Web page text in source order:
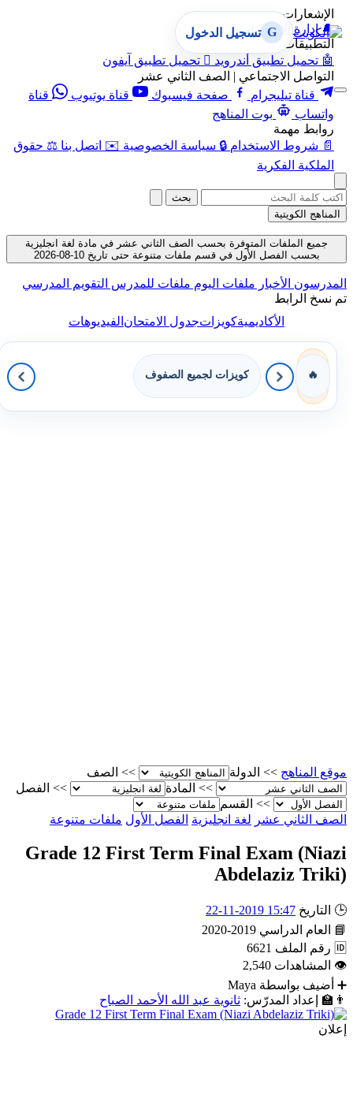
الإشعارات
🔔 إدارة الإشعارات
التطبيقات
🤖 تحميل تطبيق أندرويد  تحميل تطبيق آيفون
التواصل الاجتماعي | الصف الثاني عشر
قناة تيليجرام
صفحة فيسبوك قناة يوتيوب
قناة
واتساب
بوت المناهج
روابط مهمة
📄 شروط الاستخدام 🔒 سياسة الخصوصية ✉️ اتصل بنا ⚖️ حقوق
الملكية الفكرية
G تسجيل الدخول
بحث
المناهج الكويتية
جميع الملفات المتوفرة بحسب الصف الثاني عشر في مادة لغة انجليزية
بحسب الفصل الأول في قسم ملفات متنوعة حتى تاريخ 10-08-2026
المدرسون الأخبار ملفات اليوم ملفات للمدرس التقويم المدرسي
تم نسخ الرابط
الأكاديميةكويزاتجدول الامتحانالفيديوهات
🔥 كويزات لجميع الصفوف
موقع المناهج >> الدولة >>
الصف
>>
المادة >>
الفصل
>>
القسم
الصف الثاني عشر لغة انجليزية الفصل الأول ملفات متنوعة
Grade 12 First Term Final Exam (Niazi
Abdelaziz Triki)
🕒 التاريخ 15:47 2019-11-22
📘
العام الدراسي 2019-2020
🆔 رقم الملف 6621
👁
المشاهدات 2,540
➕
أضيف بواسطة Maya
👨‍🏫
إعداد المدرّس: ثانوية عبد الله الأحمد الصباح
إعلان